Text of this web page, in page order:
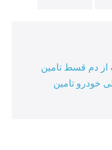
از دم قسط تامین
خودرو تامین